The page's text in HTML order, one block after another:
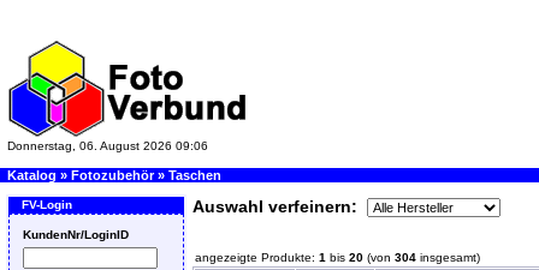
Donnerstag, 06. August 2026 09:06
Katalog » Fotozubehör» Taschen
FV-Login
KundenNr/LoginID
Auswahl verfeinern:
angezeigte Produkte: 1 bis 20 (von 304 insgesamt)